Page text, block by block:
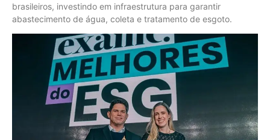
brasileiros, investindo em infraestrutura para garantir
abastecimento de água, coleta e tratamento de esgoto.